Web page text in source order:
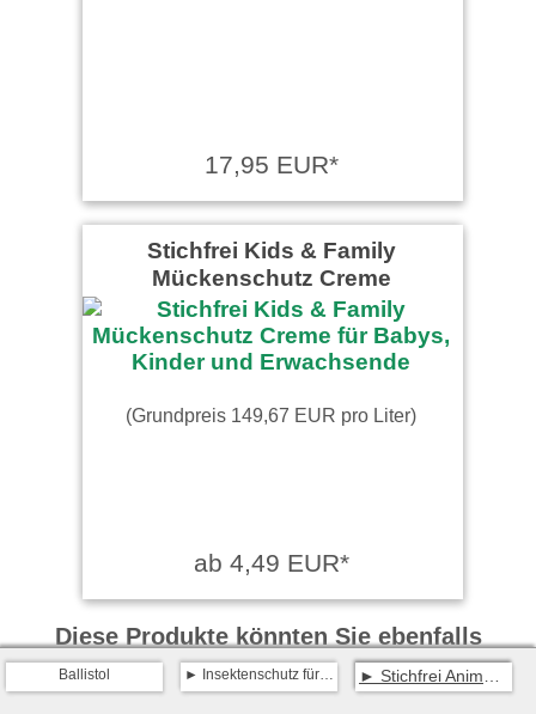
17,95 EUR*
Stichfrei Kids & Family
Mückenschutz Creme
(Grundpreis 149,67 EUR pro Liter)
ab 4,49 EUR*
Diese Produkte könnten Sie ebenfalls
interessieren:
Ballistol Insektenschutz für Tiere Stichfrei Animal Insektenschutz für Tiere